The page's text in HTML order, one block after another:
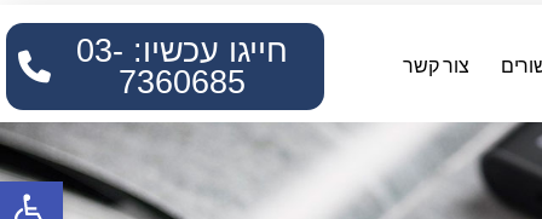
צור קשר
חייגו עכשיו: 03-
7360685